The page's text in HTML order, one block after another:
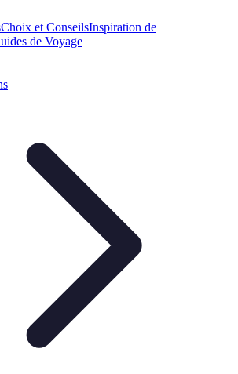
Choix et ConseilsInspiration de
de Voyage